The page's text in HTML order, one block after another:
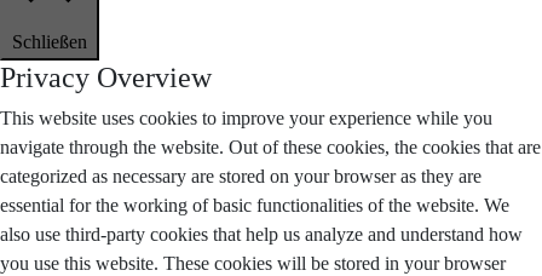
Schließen
Privacy Overview
This website uses cookies to improve your experience while you
navigate through the website. Out of these cookies, the cookies that are
categorized as necessary are stored on your browser as they are
essential for the working of basic functionalities of the website. We
also use third-party cookies that help us analyze and understand how
you use this website. These cookies will be stored in your browser